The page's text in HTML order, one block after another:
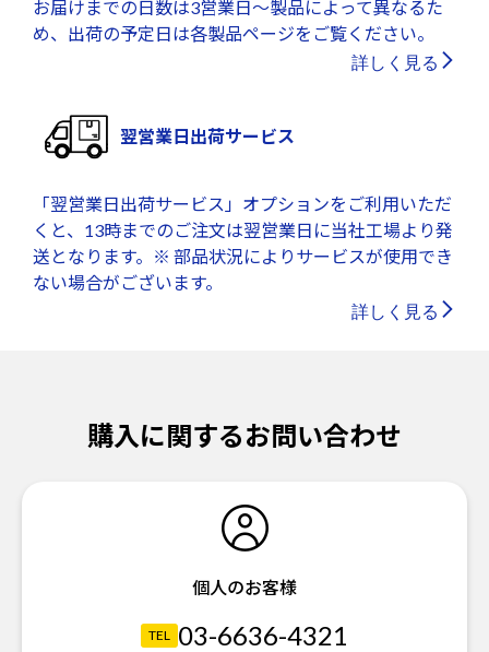
お届けまでの日数は3営業日～製品によって異なるた
め、出荷の予定日は各製品ページをご覧ください。
詳しく見る
翌営業日出荷サービス
「翌営業日出荷サービス」オプションをご利用いただ
くと、13時までのご注文は翌営業日に当社工場より発
送となります。※ 部品状況によりサービスが使用でき
ない場合がございます。
詳しく見る
購入に関するお問い合わせ
個人のお客様
TEL 03-6636-4321